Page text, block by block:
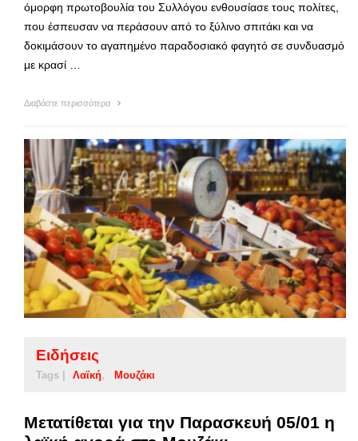
όμορφη πρωτοβουλία του Συλλόγου ενθουσίασε τους πολίτες,
που έσπευσαν να περάσουν από το ξύλινο σπιτάκι και να
δοκιμάσουν το αγαπημένο παραδοσιακό φαγητό σε συνδυασμό
με κρασί …
Διαβάστε περισσότερα
Ειδήσεις
Tags | Λαϊκή Μουζάκι
Μετατίθεται για την Παρασκευή 05/01 η